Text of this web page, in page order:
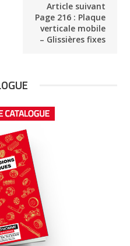
Article suivant
Page 216 : Plaque
verticale mobile
– Glissières fixes